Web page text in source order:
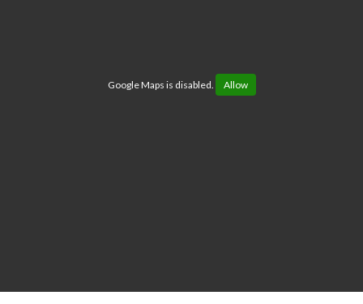
Google Maps is disabled. Allow